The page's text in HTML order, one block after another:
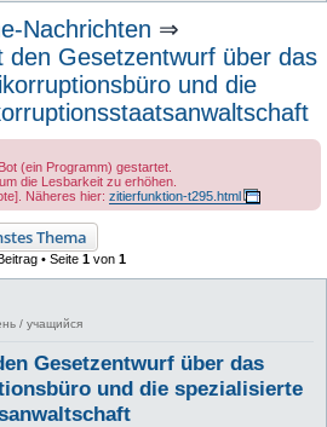
Nachrichten ⇒
den Gesetzentwurf über das
und die
(ein Programm) gestartet.
die Lesbarkeit zu erhöhen.
Näheres hier: zitierfunktion-t295.html
Thema
• Seite 1 von 1
/ учащийся
Gesetzentwurf über das
und die spezialisierte